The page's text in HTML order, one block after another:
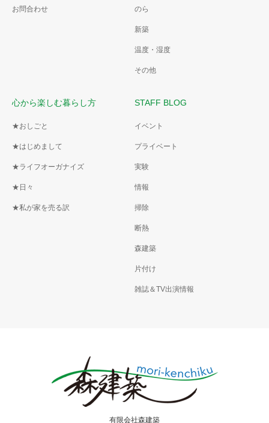
お問合わせ のら
新築
温度・湿度
その他
心から楽しむ暮らし方
★おしごと
★はじめまして
★ライフオーガナイズ
★日々
★私が家を売る訳
STAFF BLOG
イベント
プライベート
実験
情報
掃除
断熱
森建築
片付け
雑誌＆TV出演情報
有限会社森建築